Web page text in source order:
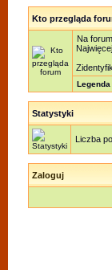
Kto przegląda
Na
Legenda
Statystyki
Liczba
Zaloguj